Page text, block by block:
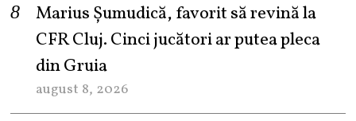
Marius Șumudică, favorit să revină la
CFR Cluj. Cinci jucători ar putea pleca
din Gruia
august 8, 2026